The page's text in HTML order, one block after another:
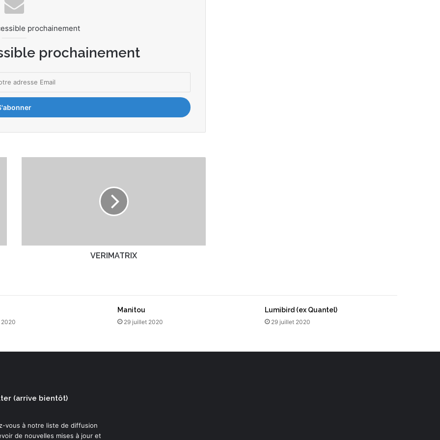
prochainement
prochainement
I
VERIMATRIX
2020
Manitou
29 juillet 2020
Lumibird (ex Quantel)
29 juillet 2020
(arrive bientôt)
vous à notre liste de diffusion
de nouvelles mises à jour et